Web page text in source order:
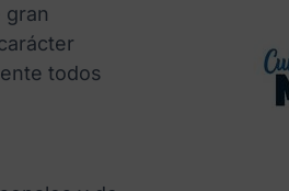
gran
todos